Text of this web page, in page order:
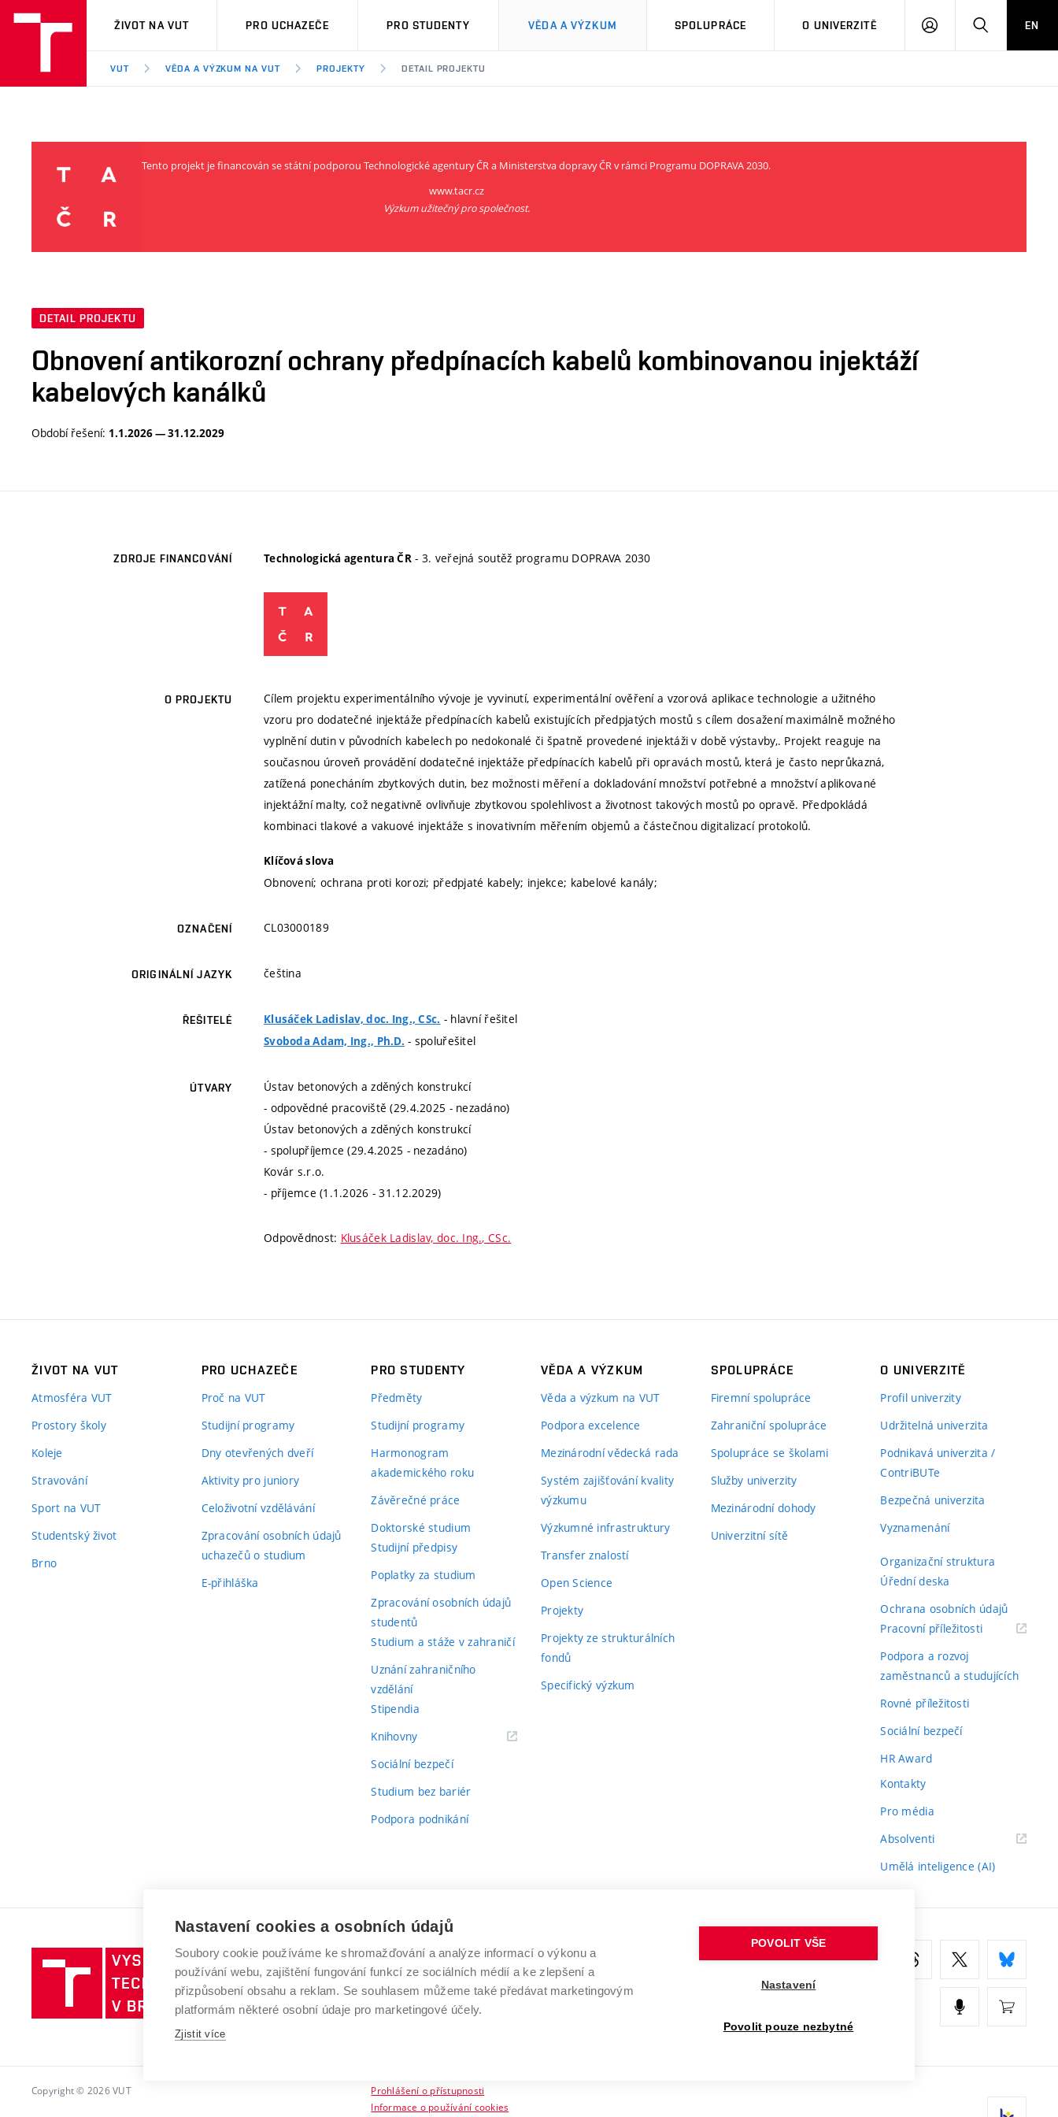
VUT
ŽIVOT NA VUT PRO UCHAZEČE PRO STUDENTY VĚDA A VÝZKUM SPOLUPRÁCE O UNIVERZITĚ
PŘIHLÁSIT HLEDATEN
VUT VĚDA A VÝZKUM NA VUT PROJEKTY DETAIL PROJEKTU
Tento projekt je financován se státní podporou Technologické agentury ČR a Ministerstva dopravy ČR v rámci Programu DOPRAVA 2030.
www.tacr.cz
Výzkum užitečný pro společnost.
DETAIL PROJEKTU
Obnovení antikorozní ochrany předpínacích kabelů kombinovanou injektáží
kabelových kanálků
Období řešení: 1.1.2026 — 31.12.2029
ZDROJE FINANCOVÁNÍ Technologická agentura ČR - 3. veřejná soutěž programu DOPRAVA 2030
O PROJEKTU
Cílem projektu experimentálního vývoje je vyvinutí, experimentální ověření a vzorová aplikace technologie a užitného
vzoru pro dodatečné injektáže předpínacích kabelů existujících předpjatých mostů s cílem dosažení maximálně možného
vyplnění dutin v původních kabelech po nedokonalé či špatně provedené injektáži v době výstavby,. Projekt reaguje na
současnou úroveň provádění dodatečné injektáže předpínacích kabelů při opravách mostů, která je často neprůkazná,
zatížená ponecháním zbytkových dutin, bez možnosti měření a dokladování množství potřebné a množství aplikované
injektážní malty, což negativně ovlivňuje zbytkovou spolehlivost a životnost takových mostů po opravě. Předpokládá
kombinaci tlakové a vakuové injektáže s inovativním měřením objemů a částečnou digitalizací protokolů.
Klíčová slova
Obnovení; ochrana proti korozi; předpjaté kabely; injekce; kabelové kanály;
OZNAČENÍ CL03000189
ORIGINÁLNÍ JAZYK čeština
ŘEŠITELÉ Klusáček Ladislav, doc. Ing., CSc. - hlavní řešitel
Svoboda Adam, Ing., Ph.D. - spoluřešitel
ÚTVARY
Ústav betonových a zděných konstrukcí
- odpovědné pracoviště (29.4.2025 - nezadáno)
Ústav betonových a zděných konstrukcí
- spolupříjemce (29.4.2025 - nezadáno)
Kovár s.r.o.
- příjemce (1.1.2026 - 31.12.2029)
Odpovědnost: Klusáček Ladislav, doc. Ing., CSc.
ŽIVOT NA VUT
Atmosféra VUT
Prostory školy
Koleje
Stravování
Sport na VUT
Studentský život
Brno
PRO UCHAZEČE
Proč na VUT
Studijní programy
Dny otevřených dveří
Aktivity pro juniory
Celoživotní vzdělávání
Zpracování osobních údajů
uchazečů o studium
E-přihláška
PRO STUDENTY
Předměty
Studijní programy
Harmonogram
akademického roku
Závěrečné práce
Doktorské studium
Studijní předpisy
Poplatky za studium
Zpracování osobních údajů
studentů
Studium a stáže v zahraničí
Uznání zahraničního
vzdělání
Stipendia
Knihovny(externí
Sociální bezpečí
Studium bez bariér
Podpora podnikání
VĚDA A VÝZKUM
Věda a výzkum na VUT
Podpora excelence
Mezinárodní vědecká rada
Systém zajišťování kvality
výzkumu
Výzkumné infrastruktury
Transfer znalostí
Open Science
Projekty
Projekty ze strukturálních
fondů
Specifický výzkum
SPOLUPRÁCE
Firemní spolupráce
Zahraniční spolupráce
Spolupráce se školami
Služby univerzity
Mezinárodní dohody
Univerzitní sítě
O UNIVERZITĚ
Profil univerzity
Udržitelná univerzita
Podnikavá univerzita /
ContriBUTe
Bezpečná univerzita
Vyznamenání
Organizační struktura
Úřední deska
Ochrana osobních údajů
Pracovní příležitosti(externí
Podpora a rozvoj
zaměstnanců a studujících
Rovné příležitosti
Sociální bezpečí
HR Award
Kontakty
Pro média
Absolventi(externí
Umělá inteligence (AI)
Vysoké
učení
technické
v
VYSOKÉ UČENÍ TECHNICKÉ V BRNĚ
Antonínská 548/1
602 00 Brno
www.vut.cz
Copyright © 2026 VUT
Prohlášení o přístupnosti
Informace o používání cookies
Nastavení cookies a osobních údajů
Soubory cookie používáme ke shromažďování a analýze informací o výkonu a
používání webu, zajištění fungování funkcí ze sociálních médií a ke zlepšení a
přizpůsobení obsahu a reklam. Se souhlasem můžeme také předávat marketingovým
platformám některé osobní údaje pro marketingové účely.
Zjistit více
POVOLIT VŠE
Nastavení
Povolit pouze nezbytné